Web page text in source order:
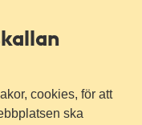
cookies, för att
ska